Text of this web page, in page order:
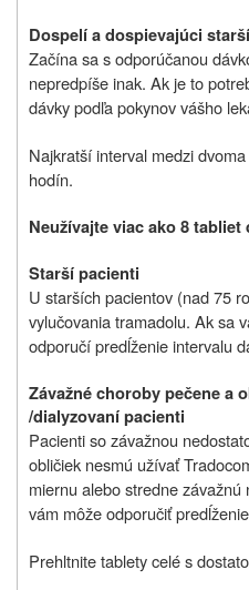
Dospelí a dospievajúci
Začína sa s odporúčanou
nepredpíše inak. Ak je to
dávky podľa pokynov vášho
Najkratší interval medzi
hodín.
Neužívajte viac ako 8 tabliet
Starší pacienti
U starších pacientov (nad 75
vylučovania tramadolu. Ak sa
odporučí predĺženie intervalu
Závažné choroby pečene a
/dialyzovaní pacienti
Pacienti so závažnou
obličiek nesmú užívať
miernu alebo stredne
vám môže odporučiť
Prehltnite tablety celé s